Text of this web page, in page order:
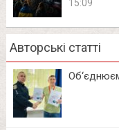
15:09
Авторські статті